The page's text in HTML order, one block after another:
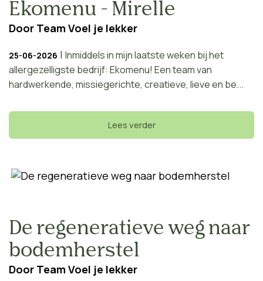
Ekomenu - Mirelle
Door Team Voel je lekker
25-06-2026 | Inmiddels in mijn laatste weken bij het
allergezelligste bedrijf: Ekomenu! Een team van
hardwerkende, missiegerichte, creatieve, lieve en be...
Lees verder
De regeneratieve weg naar
bodemherstel
Door Team Voel je lekker